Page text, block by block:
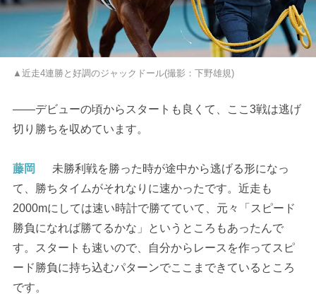
▲近走4連勝と好調のジャックドール(撮影：下野雄規)
――デビューの頃からスタートも良くて、ここ3戦は逃げ
切り勝ちを収めています。
藤岡
未勝利戦を勝った時が途中から逃げる形になっ
て、勝ちタイムがそれなりに速かったです。近走も
2000mにしては速い時計で勝てていて、元々「スピード
勝負になれば勝てるかな」というところもあったんで
す。スタートも速いので、自分からレースを作ってスピ
ード勝負に持ち込むパターンでここまできているところ
です。